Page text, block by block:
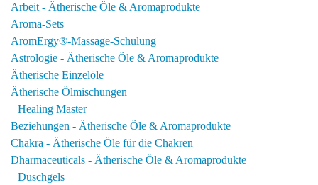
Arbeit - Ätherische Öle & Aromaprodukte
Aroma-Sets
AromErgy®-Massage-Schulung
Astrologie - Ätherische Öle & Aromaprodukte
Ätherische Einzelöle
Ätherische Ölmischungen
Healing Master
Beziehungen - Ätherische Öle & Aromaprodukte
Chakra - Ätherische Öle für die Chakren
Dharmaceuticals - Ätherische Öle & Aromaprodukte
Duschgels